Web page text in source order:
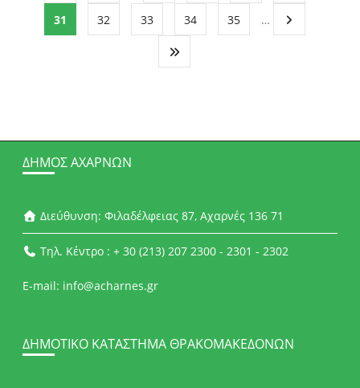
31 32 33 34 35 …
ΔΉΜΟΣ ΑΧΑΡΝΏΝ
Διεύθυνση: Φιλαδέλφειας 87, Αχαρνές 136 71
Τηλ. Κέντρο : + 30 (213) 207 2300 - 2301 - 2302
E-mail: info@acharnes.gr
ΔΗΜΟΤΙΚΌ ΚΑΤΆΣΤΗΜΑ ΘΡΑΚΟΜΑΚΕΔΌΝΩΝ